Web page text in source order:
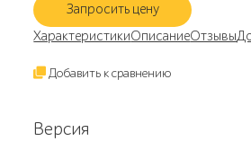
Запросить цену
ХарактеристикиОписаниеОтзывы
Добавить к сравнению
Версия